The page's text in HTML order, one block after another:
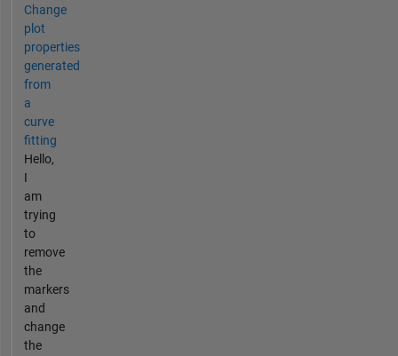
Change
plot
properties
generated
from
a
curve
fitting
Hello,
I
am
trying
to
remove
the
markers
and
change
the